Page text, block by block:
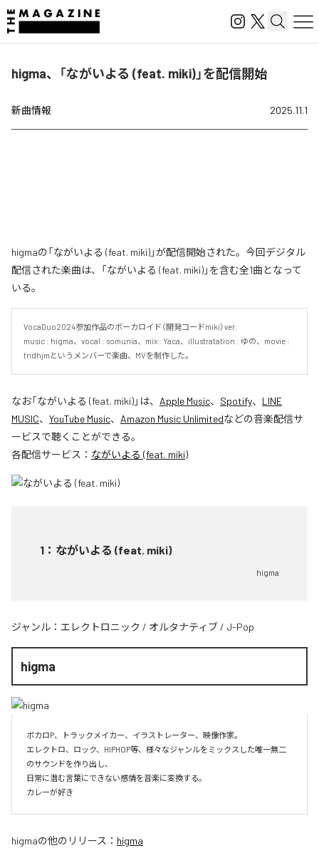
higma、「ながいよる (feat. miki)」を配信開始
新曲情報 2025.11.1
higmaの「ながいよる (feat. miki)」が配信開始された。今回デジタル
配信された楽曲は、「ながいよる (feat. miki)」を含む全1曲となって
いる。
VocaDuo2024参加作品のボーカロイド（開発コードmiki）ver.
music : higma、vocal : somunia、mix : Yaca、illustratation : ゆの、movie :
tndhjmというメンバーで楽曲、MVを制作した。
なお「ながいよる (feat. miki)」は、 Apple Music、 Spotify、 LINE
MUSIC、 YouTube Music、 Amazon Music Unlimitedなどの音楽配信サ
ービスで聴くことができる。
各配信サービス： ながいよる (feat. miki)
1 ： ながいよる (feat. miki)
higma
ジャンル： エレクトロニック / オルタナティブ / J-Pop
higma
ボカロP、トラックメイカー、イラストレーター、映像作家。
エレクトロ、ロック、HIPHOP等、様々なジャンルをミックスした唯一無二
のサウンドを作り出し、
日常に潜む言葉にできない感情を音楽に変換する。
カレーが好き
higmaの他のリリース： higma